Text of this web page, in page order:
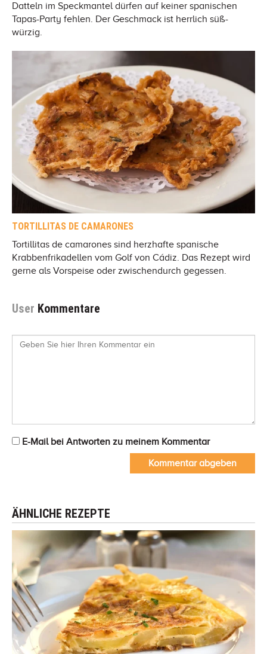
Datteln im Speckmantel dürfen auf keiner spanischen
Tapas-Party fehlen. Der Geschmack ist herrlich süß-
würzig.
TORTILLITAS DE CAMARONES
Tortillitas de camarones sind herzhafte spanische
Krabbenfrikadellen vom Golf von Cádiz. Das Rezept wird
gerne als Vorspeise oder zwischendurch gegessen.
User Kommentare
E-Mail bei Antworten zu meinem Kommentar
Kommentar abgeben
ÄHNLICHE REZEPTE